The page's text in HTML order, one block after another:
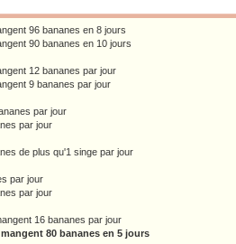
96 bananes en 8 jours
90 bananes en 10 jours
12 bananes par jour
9 bananes par jour
par jour
par jour
de plus qu'1 singe par jour
par jour
par jour
16 bananes par jour
80 bananes en 5 jours